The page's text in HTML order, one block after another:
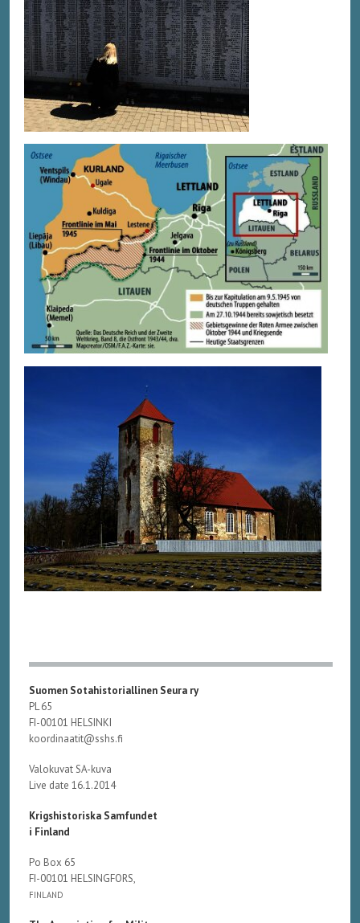
Suomen Sotahistoriallinen Seura ry
PL 65
FI-00101 HELSINKI
koordinaatit@sshs.fi
Valokuvat SA-kuva
Live date 16.1.2014
Krigshistoriska Samfundet
i Finland
Po Box 65
FI-00101 HELSINGFORS,
FINLAND